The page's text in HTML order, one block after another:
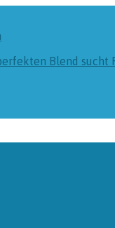
Blend sucht